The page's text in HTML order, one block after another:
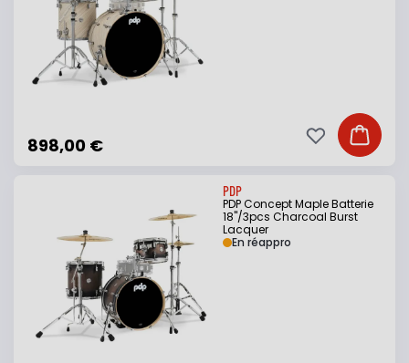
898,00 € Ajouter
Ajouter à ma
PDP
PDP Concept Maple Batterie
18"/3pcs Charcoal Burst
Lacquer
En réappro